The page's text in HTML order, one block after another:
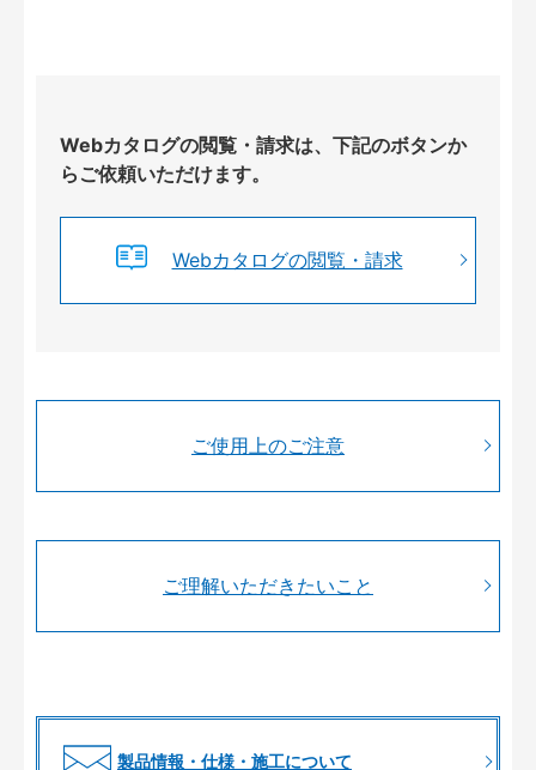
Webカタログの閲覧・請求は、下記のボタンか
らご依頼いただけます。
Webカタログの閲覧・請求
ご使用上のご注意
ご理解いただきたいこと
製品情報・仕様・施工について